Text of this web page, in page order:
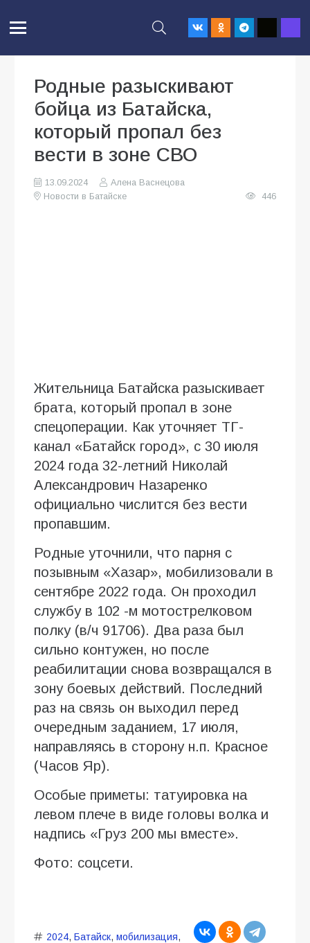
Родные разыскивают
бойца из Батайска,
который пропал без
вести в зоне СВО
13.09.2024
Алена Васнецова
Новости в Батайске
446
Жительница Батайска разыскивает
брата, который пропал в зоне
спецоперации. Как уточняет ТГ-
канал «Батайск город», с 30 июля
2024 года 32-летний Николай
Александрович Назаренко
официально числится без вести
пропавшим.
Родные уточнили, что парня с
позывным «Хазар», мобилизовали в
сентябре 2022 года. Он проходил
службу в 102 -м мотострелковом
полку (в/ч 91706). Два раза был
сильно контужен, но после
реабилитации снова возвращался в
зону боевых действий. Последний
раз на связь он выходил перед
очередным заданием, 17 июля,
направляясь в сторону н.п. Красное
(Часов Яр).
Особые приметы: татуировка на
левом плече в виде головы волка и
надпись «Груз 200 мы вместе».
Фото: соцсети.
2024, Батайск, мобилизация,